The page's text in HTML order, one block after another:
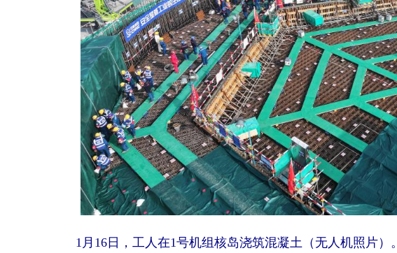
1月16日，工人在1号机组核岛浇筑混凝土（无人机照片）。